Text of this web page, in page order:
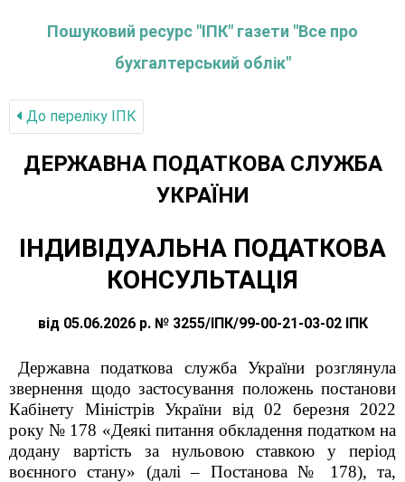
Пошуковий ресурс "ІПК" газети "Все про
бухгалтерський облік"
До переліку IПК
ДЕРЖАВНА ПОДАТКОВА СЛУЖБА
УКРАЇНИ
ІНДИВІДУАЛЬНА ПОДАТКОВА
КОНСУЛЬТАЦІЯ
від 05.06.2026 р. № 3255/ІПК/99-00-21-03-02 ІПК
Державна податкова служба України розглянула
звернення щодо застосування положень постанови
Кабінету Міністрів України від 02 березня 2022
року № 178 «Деякі питання обкладення податком на
додану вартість за нульовою ставкою у період
воєнного стану» (далі – Постанова № 178), та,